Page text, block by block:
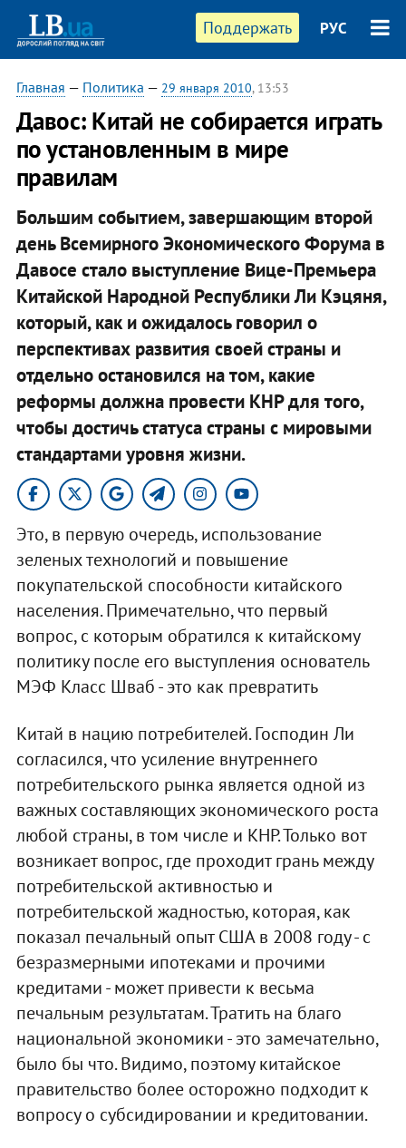
Поддержать РУС
Главная — Политика — 29 января 2010, 13:53
Давос: Китай не собирается играть
по установленным в мире
правилам
Большим событием, завершающим второй
день Всемирного Экономического Форума в
Давосе стало выступление Вице-Премьера
Китайской Народной Республики Ли Кэцяня,
который, как и ожидалось говорил о
перспективах развития своей страны и
отдельно остановился на том, какие
реформы должна провести КНР для того,
чтобы достичь статуса страны с мировыми
стандартами уровня жизни.
Это, в первую очередь, использование
зеленых технологий и повышение
покупательской способности китайского
населения. Примечательно, что первый
вопрос, с которым обратился к китайскому
политику после его выступления основатель
МЭФ Класс Шваб - это как превратить
Китай в нацию потребителей. Господин Ли
согласился, что усиление внутреннего
потребительского рынка является одной из
важных составляющих экономического роста
любой страны, в том числе и КНР. Только вот
возникает вопрос, где проходит грань между
потребительской активностью и
потребительской жадностью, которая, как
показал печальный опыт США в 2008 году - с
безразмерными ипотеками и прочими
кредитами - может привести к весьма
печальным результатам. Тратить на благо
национальной экономики - это замечательно,
было бы что. Видимо, поэтому китайское
правительство более осторожно подходит к
вопросу о субсидировании и кредитовании.